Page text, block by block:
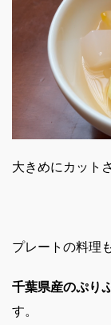
大きめにカット
プレートの料理
千葉県産のぷり
す。